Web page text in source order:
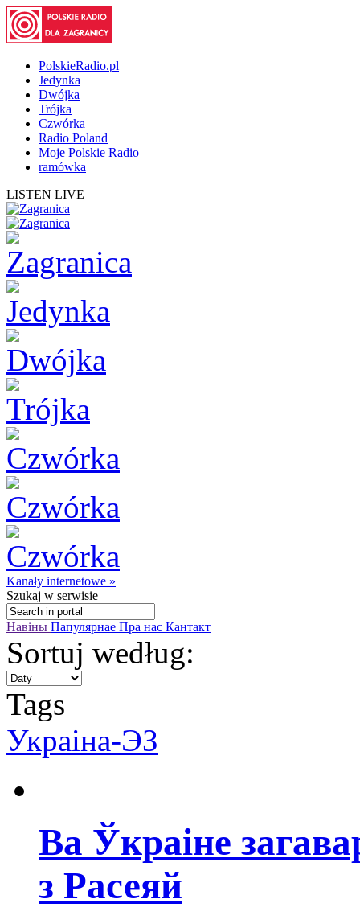
PolskieRadio.pl
Jedynka
Dwójka
Trójka
Czwórka
Radio Poland
Moje Polskie Radio
ramówka
LISTEN LIVE
Kanały internetowe »
Szukaj w serwisie
Навіны Папулярнае Пра нас Кантакт
Sortuj według:
Tags
Украіна-ЭЗ
Ва Ўкраіне
з Расеяй